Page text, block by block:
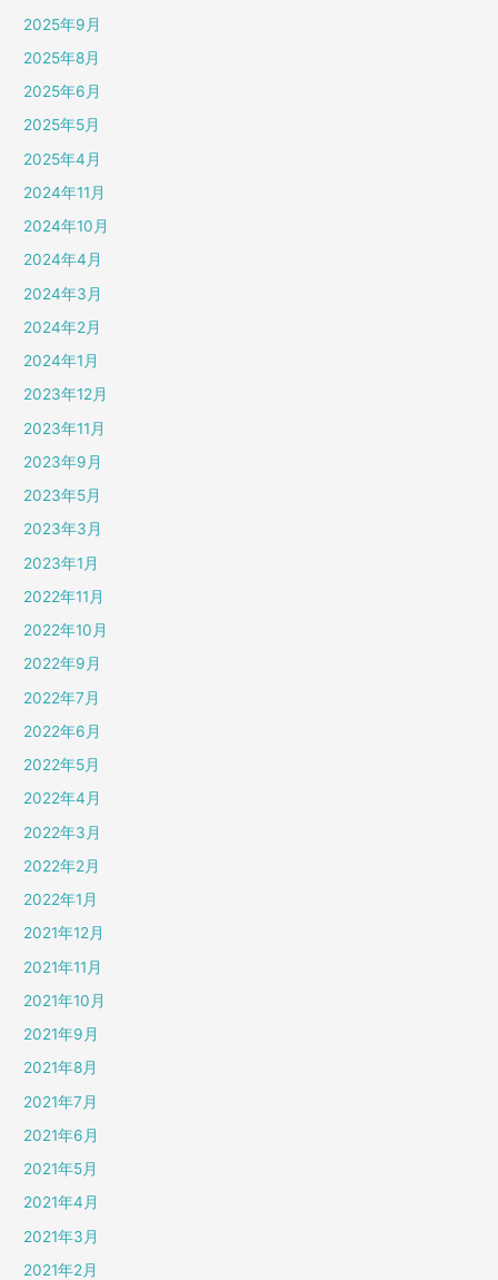
2025年9月
2025年8月
2025年6月
2025年5月
2025年4月
2024年11月
2024年10月
2024年4月
2024年3月
2024年2月
2024年1月
2023年12月
2023年11月
2023年9月
2023年5月
2023年3月
2023年1月
2022年11月
2022年10月
2022年9月
2022年7月
2022年6月
2022年5月
2022年4月
2022年3月
2022年2月
2022年1月
2021年12月
2021年11月
2021年10月
2021年9月
2021年8月
2021年7月
2021年6月
2021年5月
2021年4月
2021年3月
2021年2月